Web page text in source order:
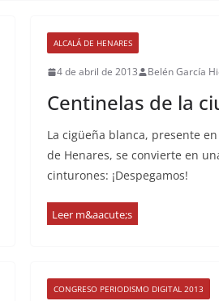
ALCALÁ DE HENARES
4 de abril de 2013 Belén García
Centinelas de la
La cigüeña blanca, presente
de Henares, se convierte en
cinturones: ¡Despegamos!
CONGRESO PERIODISMO DIGITAL 2013